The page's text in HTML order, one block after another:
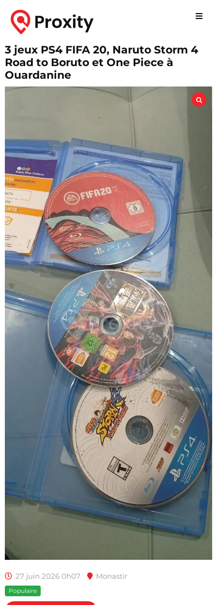
3 jeux PS4 FIFA 20, Naruto Storm 4
Road to Boruto et One Piece à
Ouardanine
27 juin 2026 0h07 Monastir
Populaire